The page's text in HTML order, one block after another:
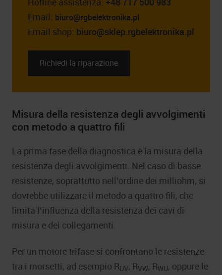
Email: biuro@rgbelektronika.pl
Email shop: biuro@sklep.rgbelektronika.pl
Richiedi la riparazione
Misura della resistenza degli avvolgimenti
con metodo a quattro fili
La prima fase della diagnostica è la misura della
resistenza degli avvolgimenti. Nel caso di basse
resistenze, soprattutto nell’ordine dei milliohm, si
dovrebbe utilizzare il metodo a quattro fili, che
limita l’influenza della resistenza dei cavi di
misura e dei collegamenti.
Per un motore trifase si confrontano le resistenze
tra i morsetti, ad esempio RUV, RVW, RWU, oppure le